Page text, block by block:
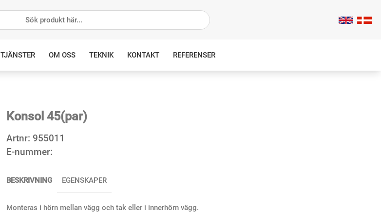
TJÄNSTER OM OSS TEKNIK KONTAKT REFERENSER
Konsol 45(par)
Artnr: 955011
E-nummer:
BESKRIVNING
Monteras i hörn mellan vägg och tak eller i innerhörn vägg.
EGENSKAPER